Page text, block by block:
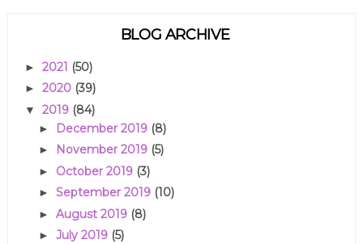
BLOG ARCHIVE
► 2021 (50)
► 2020 (39)
▼ 2019 (84)
► December 2019 (8)
► November 2019 (5)
► October 2019 (3)
► September 2019 (10)
► August 2019 (8)
► July 2019 (5)